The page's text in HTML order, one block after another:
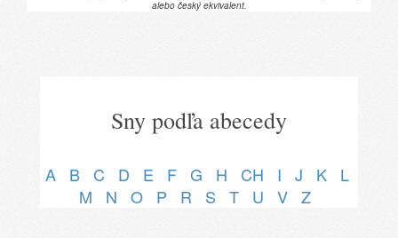
alebo český ekvivalent.
Sny podľa abecedy
A B C D E F G H CH I J K
L
M
N O P R S T U V Z